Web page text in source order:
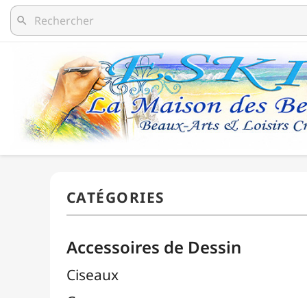
search
Compas
Découpe / Cutters / Lames
Estompes
Gommes 